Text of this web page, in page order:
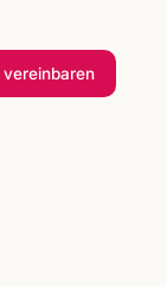
vereinbaren